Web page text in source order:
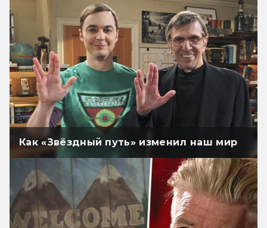
Как «Звёздный путь» изменил наш мир